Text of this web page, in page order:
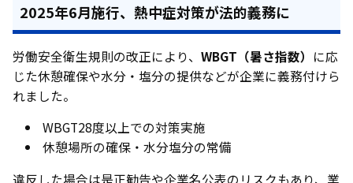
2025年6月施行、熱中症対策が法的義務に
労働安全衛生規則の改正により、 WBGT（暑さ指数） に応
じた休憩確保や水分・塩分の提供などが企業に義務付けら
れました。
WBGT28度以上での対策実施
休憩場所の確保・水分塩分の常備
違反した場合は是正勧告や企業名公表のリスクもあり、業